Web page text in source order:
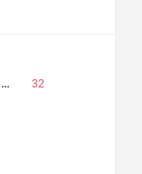
… 32